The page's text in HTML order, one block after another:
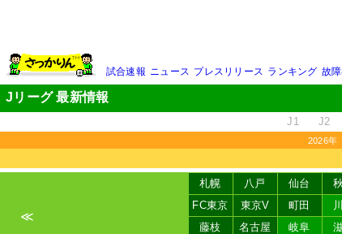
試合速報 ニュース プレスリリース ランキング 故
Jリーグ 最新情報
J1 J2
2026年
≪
札幌 八戸 仙台
FC東京
東京V 町田
藤枝
名古屋 岐阜